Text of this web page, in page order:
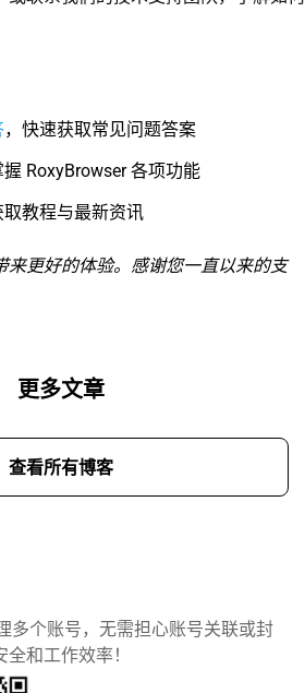
，快速获取常见问题答案
握 RoxyBrowser 各项功能
取教程与最新资讯
来更好的体验。感谢您一直以来的支
更多文章
查看所有博客
多个账号，无需担心账号关联或封
和工作效率！